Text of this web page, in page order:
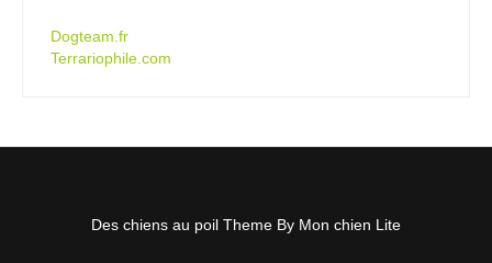
Dogteam.fr
Terrariophile.com
Des chiens au poil Theme By Mon chien Lite